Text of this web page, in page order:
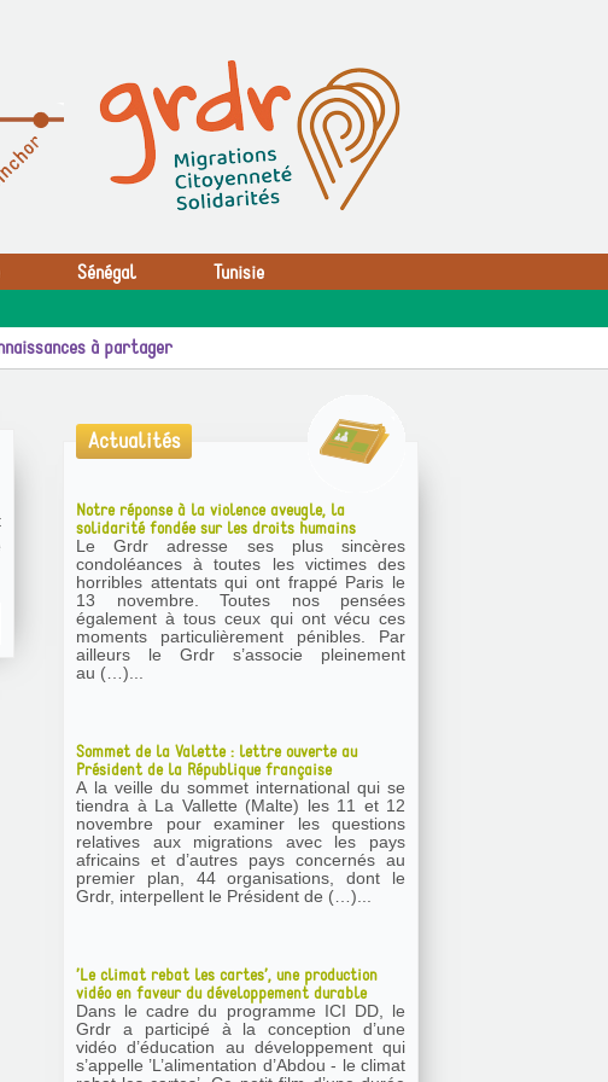
Sénégal Tunisie
à partager
Actualités
Notre réponse à la violence aveugle, la
solidarité fondée sur les droits humains
Le Grdr adresse ses plus sincères
condoléances à toutes les victimes des
horribles attentats qui ont frappé Paris le
13 novembre. Toutes nos pensées
également à tous ceux qui ont vécu ces
moments particulièrement pénibles. Par
ailleurs le Grdr s’associe pleinement
au (…)...
Sommet de la Valette : lettre ouverte au
Président de la République française
A la veille du sommet international qui se
tiendra à La Vallette (Malte) les 11 et 12
novembre pour examiner les questions
relatives aux migrations avec les pays
africains et d’autres pays concernés au
premier plan, 44 organisations, dont le
Grdr, interpellent le Président de (…)...
’Le climat rebat les cartes’, une production
vidéo en faveur du développement durable
Dans le cadre du programme ICI DD, le
Grdr a participé à la conception d’une
vidéo d’éducation au développement qui
s’appelle ’L’alimentation d’Abdou - le climat